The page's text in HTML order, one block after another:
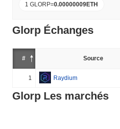
1 GLORP=0.00000009ETH
Glorp Échanges
# Source
1 Raydium
Glorp Les marchés